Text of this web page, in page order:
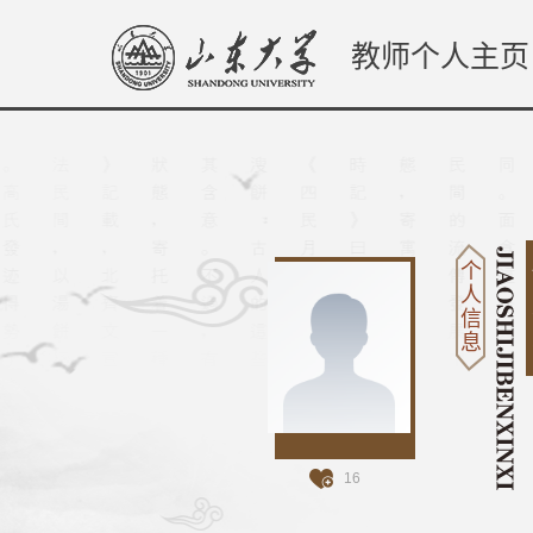
教师个人主页
16
个
人
信
息